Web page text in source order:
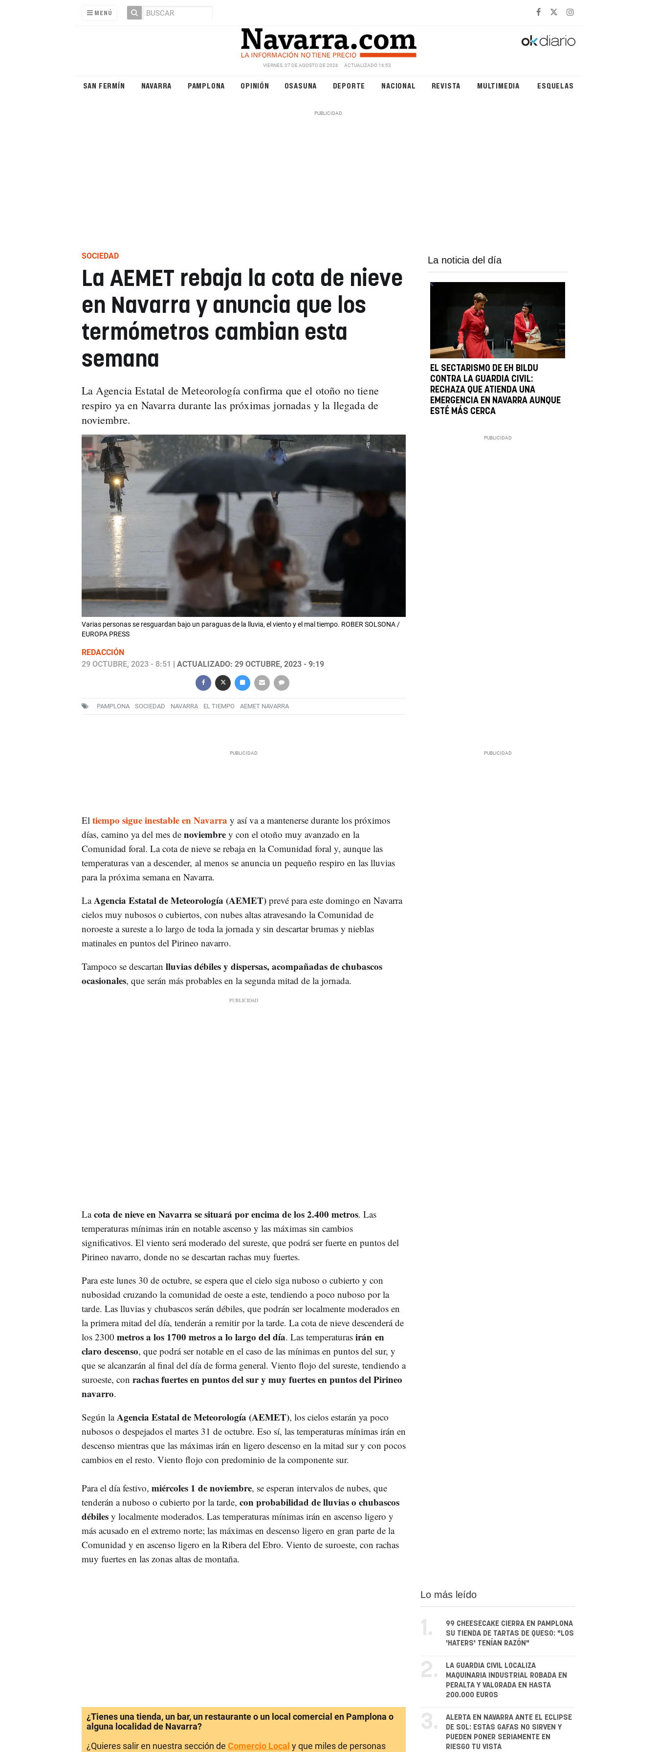
MENÚ
VIERNES, 07 DE AGOSTO DE 2026 ACTUALIZADO 16:53
SAN FERMÍN NAVARRA PAMPLONA OPINIÓN OSASUNA DEPORTE NACIONAL REVISTA MULTIMEDIA ESQUELAS
SOCIEDAD
La AEMET rebaja la cota de nieve
en Navarra y anuncia que los
termómetros cambian esta
semana
La Agencia Estatal de Meteorología confirma que el otoño no tiene
respiro ya en Navarra durante las próximas jornadas y la llegada de
noviembre.
Varias personas se resguardan bajo un paraguas de la lluvia, el viento y el mal tiempo. ROBER SOLSONA /
EUROPA PRESS
REDACCIÓN
29 OCTUBRE, 2023 - 8:51 | ACTUALIZADO: 29 OCTUBRE, 2023 - 9:19
PAMPLONA SOCIEDAD NAVARRA EL TIEMPO AEMET NAVARRA
La noticia del día
EL SECTARISMO DE EH BILDU
CONTRA LA GUARDIA CIVIL:
RECHAZA QUE ATIENDA UNA
EMERGENCIA EN NAVARRA AUNQUE
ESTÉ MÁS CERCA
El tiempo sigue inestable en Navarra y así va a mantenerse durante los próximos
días, camino ya del mes de noviembre y con el otoño muy avanzado en la
Comunidad foral. La cota de nieve se rebaja en la Comunidad foral y, aunque las
temperaturas van a descender, al menos se anuncia un pequeño respiro en las lluvias
para la próxima semana en Navarra.
LaAgencia Estatal de Meteorología (AEMET)prevé para este domingo en Navarra
cielos muy nubosos o cubiertos, con nubes altas atravesando la Comunidad de
noroeste a sureste a lo largo de toda la jornada y sin descartar brumas y nieblas
matinales en puntos del Pirineo navarro.
Tampoco se descartan lluvias débiles y dispersas, acompañadas de chubascos
ocasionales, que serán más probables en la segunda mitad de la jornada.
Lacota de nieve en Navarra se situará por encima de los 2.400 metros. Las
temperaturas mínimas irán en notable ascenso y las máximas sin cambios
significativos. El viento será moderado del sureste, que podrá ser fuerte en puntos del
Pirineo navarro, donde no se descartan rachas muy fuertes.
Para este lunes 30 de octubre, se espera que el cielo siga nuboso o cubierto y con
nubosidad cruzando la comunidad de oeste a este, tendiendo a poco nuboso por la
tarde. Las lluvias y chubascos serán débiles, que podrán ser localmente moderados en
la primera mitad del día, tenderán a remitir por la tarde. La cota de nieve descenderá de
los 2300 metros a los 1700 metros a lo largo del día. Las temperaturasirán en
claro descenso, que podrá ser notable en el caso de las mínimas en puntos del sur, y
que se alcanzarán al final del día de forma general. Viento flojo del sureste, tendiendo a
suroeste, con rachas fuertes en puntos del sur y muy fuertes en puntos del Pirineo
navarro.
Según laAgencia Estatal de Meteorología (AEMET), los cielos estarán ya poco
nubosos o despejados el martes 31 de octubre. Eso sí, las temperaturas mínimas irán en
descenso mientras que las máximas irán en ligero descenso en la mitad sur y con pocos
cambios en el resto. Viento flojo con predominio de la componente sur.
Para el día festivo, miércoles 1 de noviembre, se esperan intervalos de nubes, que
tenderán a nuboso o cubierto por la tarde, con probabilidad de lluvias o chubascos
débiles y localmente moderados. Las temperaturas mínimas irán en ascenso ligero y
más acusado en el extremo norte; las máximas en descenso ligero en gran parte de la
Comunidad y en ascenso ligero en la Ribera del Ebro. Viento de suroeste, con rachas
muy fuertes en las zonas altas de montaña.
¿Tienes una tienda, un bar, un restaurante o un local comercial en Pamplona o
alguna localidad de Navarra?
¿Quieres salir en nuestra sección de Comercio Local y que miles de personas
Lo más leído
1.
99 CHEESECAKE CIERRA EN PAMPLONA
SU TIENDA DE TARTAS DE QUESO: "LOS
'HATERS' TENÍAN RAZÓN"
2.
LA GUARDIA CIVIL LOCALIZA
MAQUINARIA INDUSTRIAL ROBADA EN
PERALTA Y VALORADA EN HASTA
200.000 EUROS
3.
ALERTA EN NAVARRA ANTE EL ECLIPSE
DE SOL: ESTAS GAFAS NO SIRVEN Y
PUEDEN PONER SERIAMENTE EN
RIESGO TU VISTA